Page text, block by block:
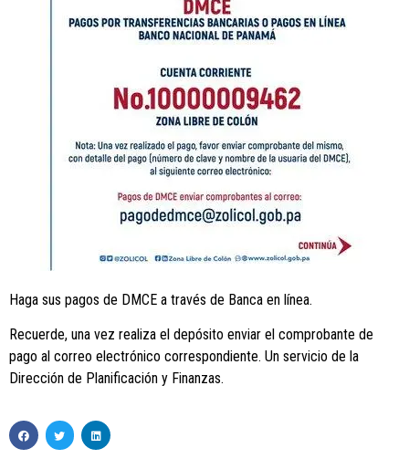
Haga sus pagos de DMCE a través de Banca en línea.
Recuerde, una vez realiza el depósito enviar el comprobante de
pago al correo electrónico correspondiente. Un servicio de la
Dirección de Planificación y Finanzas.